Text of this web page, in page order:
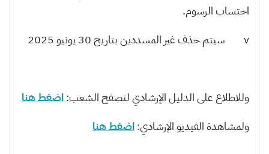
احتساب الرسوم.
v سيتم حذف غير المسددين بتاريخ 30 يونيو 2025
وللاطلاع على الدليل الإرشادي لتصفح الشعب:اضغط هنا
ولمشاهدة الفيديو الإرشادي:اضغط هنا